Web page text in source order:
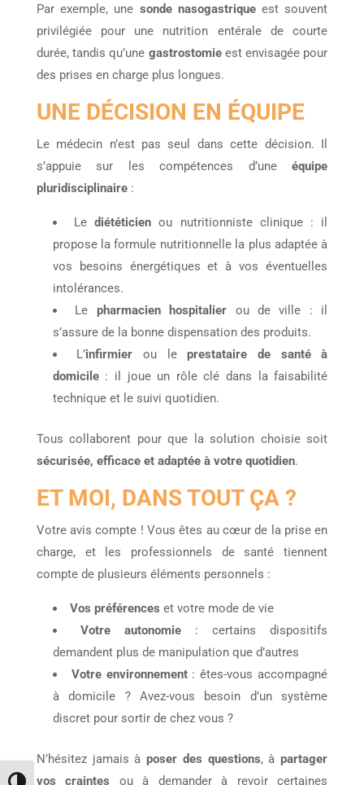
Par exemple, une sonde nasogastriqueest souvent
privilégiée pour une nutrition entérale de courte
durée, tandis qu’une gastrostomieest envisagée pour
des prises en charge plus longues.
UNE DÉCISION EN ÉQUIPE
Le médecin n’est pas seul dans cette décision. Il
s’appuie sur les compétences d’uneéquipe
pluridisciplinaire:
Lediététicien ou nutritionniste clinique : il
propose la formule nutritionnelle la plus adaptée à
vos besoins énergétiques et à vos éventuelles
intolérances.
Le pharmacien hospitalier ou de ville : il
s’assure de la bonne dispensation des produits.
L’infirmier ou leprestataire de santé à
domicile: il joue un rôle clé dans la faisabilité
technique et le suivi quotidien.
Tous collaborent pour que la solution choisie soit
sécurisée, efficace et adaptée à votre quotidien.
ET MOI, DANS TOUT ÇA ?
Votre avis compte ! Vous êtes au cœur de la prise en
charge, et les professionnels de santé tiennent
compte de plusieurs éléments personnels :
Vos préférences et votre mode de vie
Votre autonomie: certains dispositifs
demandent plus de manipulation que d’autres
Votre environnement: êtes-vous accompagné
à domicile ? Avez-vous besoin d’un système
discret pour sortir de chez vous ?
N’hésitez jamais àposer des questions, àpartager
vos craintes ou à demander à revoir certaines